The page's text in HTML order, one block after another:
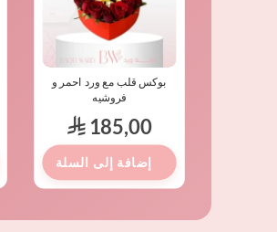
بوكس قلب مع ورد احمر و
فروشيه
⃁185,00